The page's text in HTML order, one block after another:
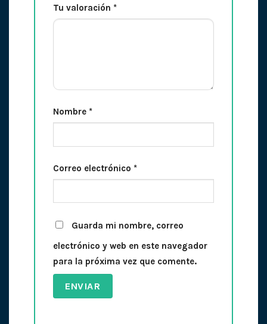
Tu valoración *
Nombre *
Correo electrónico *
Guarda mi nombre, correo
electrónico y web en este navegador
para la próxima vez que comente.